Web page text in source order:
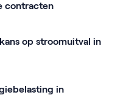
contracten
op stroomuitval in
in